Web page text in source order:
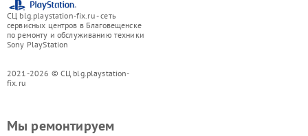
СЦ blg.playstation-fix.ru - сеть
сервисных центров в Благовещенске
по ремонту и обслуживанию техники
Sony PlayStation
2021-2026 © СЦ blg.playstation-
fix.ru
Мы ремонтируем